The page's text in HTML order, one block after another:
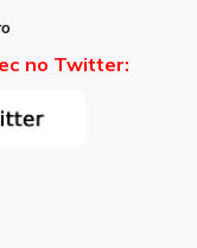
no Twitter: